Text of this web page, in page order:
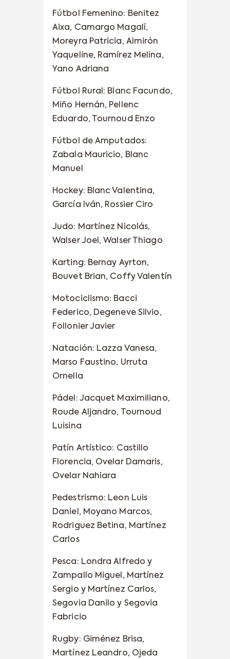
Fútbol Femenino: Benitez
Aixa, Camargo Magalí,
Moreyra Patricia, Almirón
Yaqueline, Ramírez Melina,
Yano Adriana
Fútbol Rural: Blanc Facundo,
Miño Hernán, Pellenc
Eduardo, Tournoud Enzo
Fútbol de Amputados:
Zabala Mauricio, Blanc
Manuel
Hockey: Blanc Valentina,
García Iván, Rossier Ciro
Judo: Martínez Nicolás,
Walser Joel, Walser Thiago
Karting: Bernay Ayrton,
Bouvet Brian, Coffy Valentín
Motociclismo: Bacci
Federico, Degeneve Silvio,
Follonier Javier
Natación: Lazza Vanesa,
Marso Faustino, Urruta
Ornella
Pádel: Jacquet Maximiliano,
Roude Aljandro, Tournoud
Luisina
Patín Artístico: Castillo
Florencia, Ovelar Damaris,
Ovelar Nahiara
Pedestrismo: Leon Luis
Daniel, Moyano Marcos,
Rodriguez Betina, Martínez
Carlos
Pesca: Londra Alfredo y
Zampallo Miguel, Martínez
Sergio y Martínez Carlos,
Segovia Danilo y Segovia
Fabricio
Rugby: Giménez Brisa,
Martínez Leandro, Ojeda